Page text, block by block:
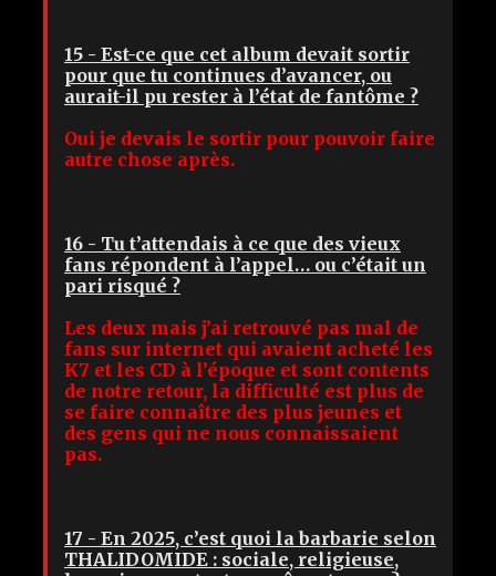
15 - Est-ce que cet album devait sortir
pour que tu continues d’avancer, ou
aurait-il pu rester à l’état de fantôme ?
Oui je devais le sortir pour pouvoir faire
autre chose après.
16 - Tu t’attendais à ce que des vieux
fans répondent à l’appel… ou c’était un
pari risqué ?
Les deux mais j’ai retrouvé pas mal de
fans sur internet qui avaient acheté les
K7 et les CD à l’époque et sont contents
de notre retour, la difficulté est plus de
se faire connaître des plus jeunes et
des gens qui ne nous connaissaient
pas.
17 - En 2025, c’est quoi la barbarie selon
THALIDOMIDE : sociale, religieuse,